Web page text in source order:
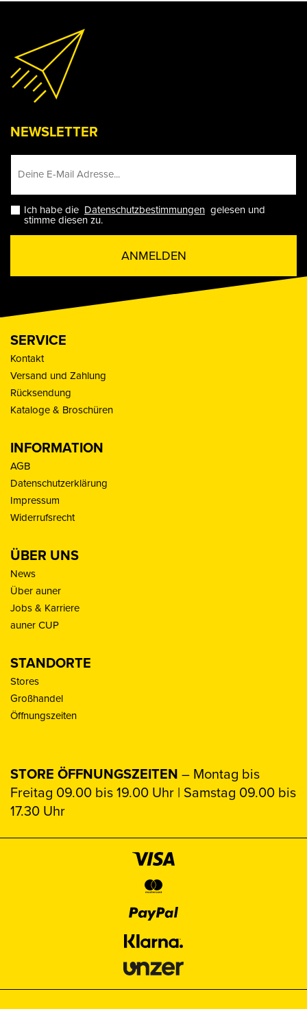
NEWSLETTER
Ich habe die Datenschutzbestimmungen gelesen und
stimme diesen zu.
ANMELDEN
SERVICE
Kontakt
Versand und Zahlung
Rücksendung
Kataloge & Broschüren
INFORMATION
AGB
Datenschutzerklärung
Impressum
Widerrufsrecht
ÜBER UNS
News
Über auner
Jobs & Karriere
auner CUP
STANDORTE
Stores
Großhandel
Öffnungszeiten
STORE ÖFFNUNGSZEITEN – Montag bis
Freitag 09.00 bis 19.00 Uhr | Samstag 09.00 bis
17.30 Uhr